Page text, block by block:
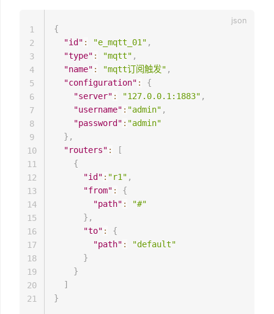
{
"id" : "e_mqtt_01" ,
"type" : "mqtt" ,
"name" : "mqtt订阅触发" ,
"configuration" :
{
"server" : "127.0.0.1:1883" ,
"username" : "admin" ,
"password" : "admin"
} ,
"routers" :
[
{
"id" : "r1" ,
"from" :
{
"path" :
"#"
} ,
"to" :
{
"path" :
"default"
}
}
]
}
1
2
3
4
5
6
7
8
9
10
11
12
13
14
15
16
17
18
19
20
21